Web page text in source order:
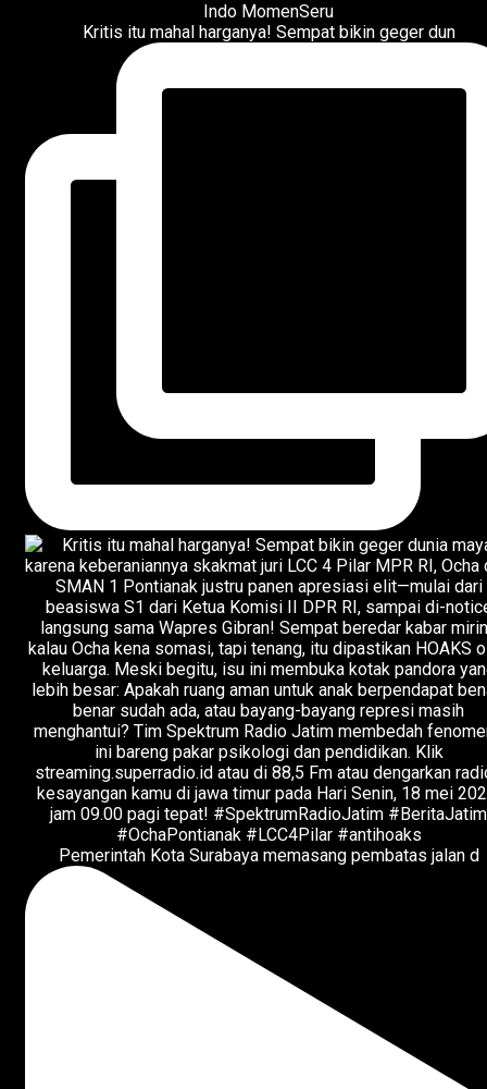
Kritis itu mahal harganya! Sempat bikin geger dun
Pemerintah Kota Surabaya memasang pembatas jalan d